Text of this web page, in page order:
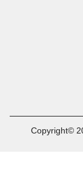
Copyright©